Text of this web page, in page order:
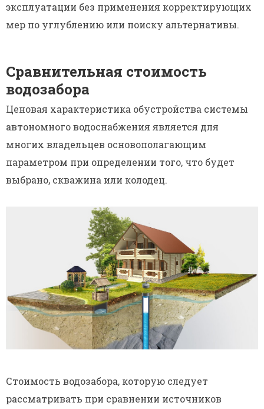
эксплуатации без применения корректирующих
мер по углублению или поиску альтернативы.
Сравнительная стоимость
водозабора
Ценовая характеристика обустройства системы
автономного водоснабжения является для
многих владельцев основополагающим
параметром при определении того, что будет
выбрано, скважина или колодец.
Стоимость водозабора, которую следует
рассматривать при сравнении источников